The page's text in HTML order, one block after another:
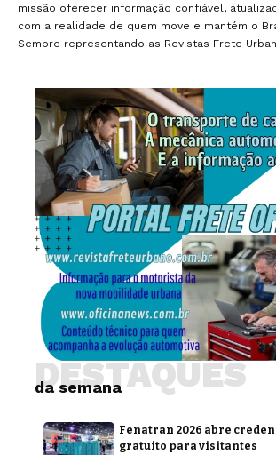
missão oferecer informação confiável,
com a realidade de quem move e mantém o
Sempre representando as Revistas Frete
da semana
DESTAQUES
Fenatran 2026 abre
gratuito para visitantes